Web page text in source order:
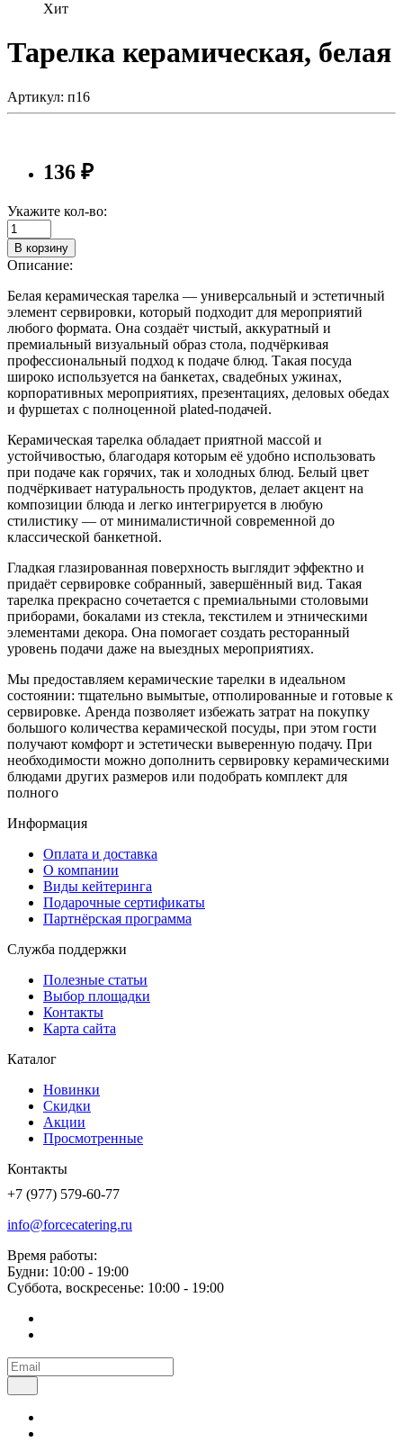
Хит
Тарелка керамическая, белая
Артикул: п16
136 ₽
Укажите кол-во:
В корзину
Описание:
Белая керамическая тарелка — универсальный и эстетичный
элемент сервировки, который подходит для мероприятий
любого формата. Она создаёт чистый, аккуратный и
премиальный визуальный образ стола, подчёркивая
профессиональный подход к подаче блюд. Такая посуда
широко используется на банкетах, свадебных ужинах,
корпоративных мероприятиях, презентациях, деловых обедах
и фуршетах с полноценной plated-подачей.
Керамическая тарелка обладает приятной массой и
устойчивостью, благодаря которым её удобно использовать
при подаче как горячих, так и холодных блюд. Белый цвет
подчёркивает натуральность продуктов, делает акцент на
композиции блюда и легко интегрируется в любую
стилистику — от минималистичной современной до
классической банкетной.
Гладкая глазированная поверхность выглядит эффектно и
придаёт сервировке собранный, завершённый вид. Такая
тарелка прекрасно сочетается с премиальными столовыми
приборами, бокалами из стекла, текстилем и этническими
элементами декора. Она помогает создать ресторанный
уровень подачи даже на выездных мероприятиях.
Мы предоставляем керамические тарелки в идеальном
состоянии: тщательно вымытые, отполированные и готовые к
сервировке. Аренда позволяет избежать затрат на покупку
большого количества керамической посуды, при этом гости
получают комфорт и эстетически выверенную подачу. При
необходимости можно дополнить сервировку керамическими
блюдами других размеров или подобрать комплект для
полного
Информация
Оплата и доставка
О компании
Виды кейтеринга
Подарочные сертификаты
Партнёрская программа
Служба поддержки
Полезные статьи
Выбор площадки
Контакты
Карта сайта
Каталог
Новинки
Скидки
Акции
Просмотренные
Контакты
+7 (977) 579-60-77
info@forcecatering.ru
Время работы:
Будни: 10:00 - 19:00
Суббота, воскресенье: 10:00 - 19:00